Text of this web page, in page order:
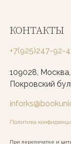
КОНТАКТЫ
+7(925)247-92-
109028,
Покровский
Политика
При перепечатке и